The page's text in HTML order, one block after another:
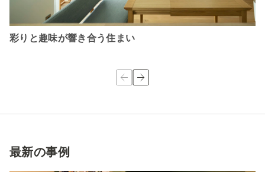
彩りと趣味が響き合う住まい
最新の事例